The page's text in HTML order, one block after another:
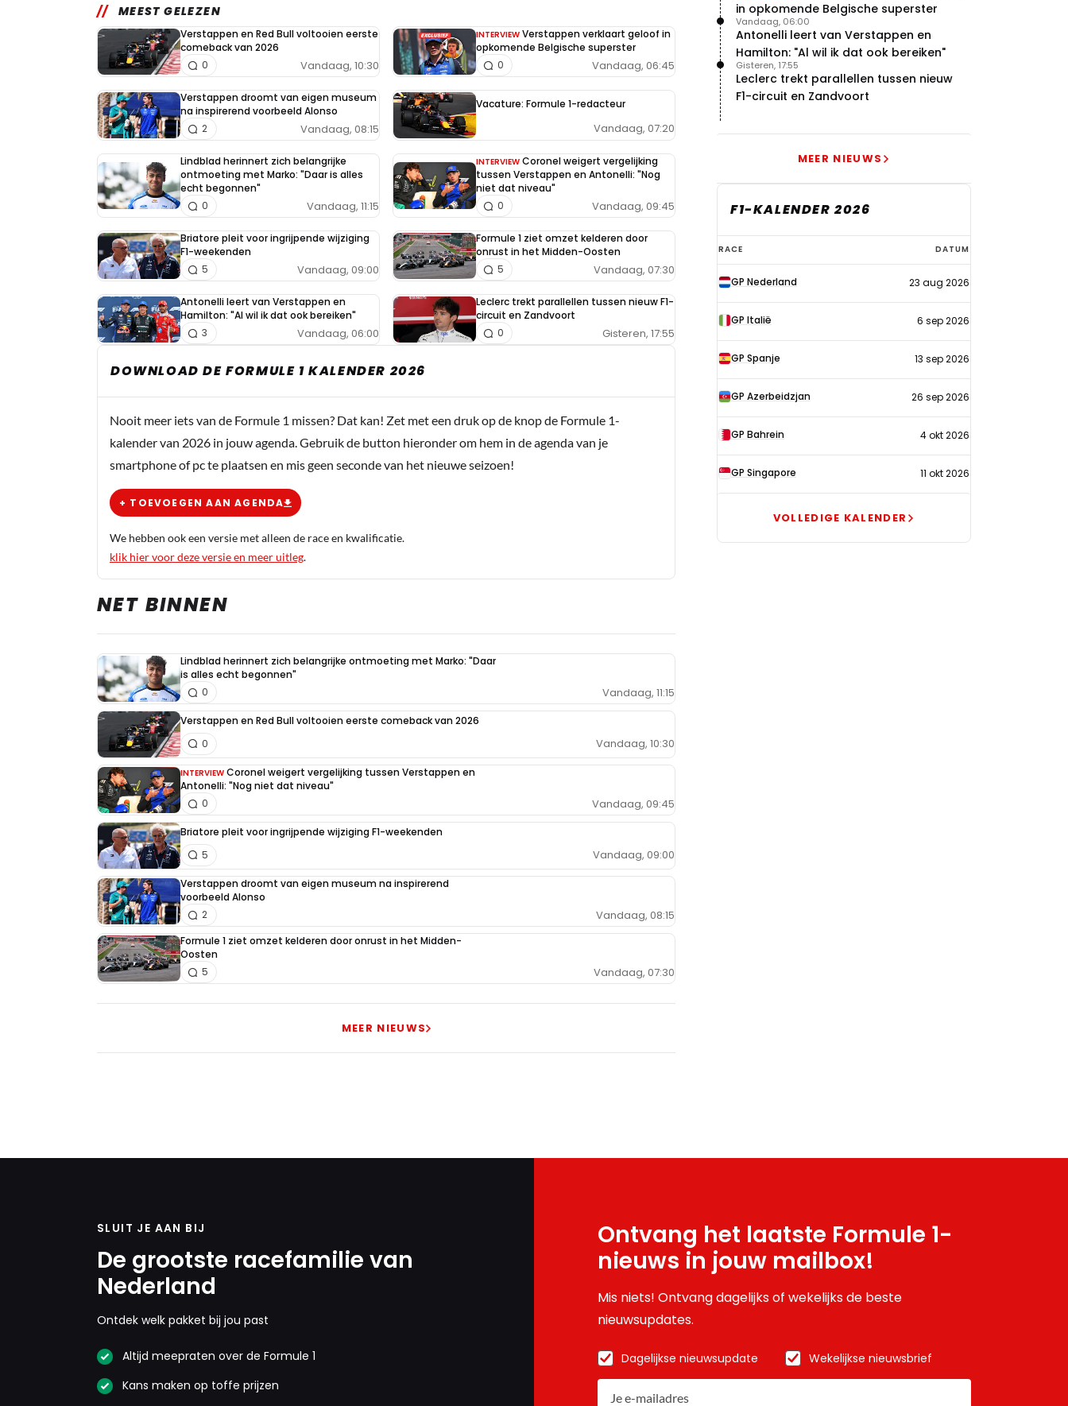
MEEST GELEZEN
Verstappen en Red Bull voltooien eerste
comeback van 2026
Vandaag, 10:30
0
INTERVIEW Verstappen verklaart geloof in
opkomende Belgische superster
Vandaag, 06:45
0
Verstappen droomt van eigen museum
na inspirerend voorbeeld Alonso
Vandaag, 08:15
2
Vacature: Formule 1-redacteur
Vandaag, 07:20
Lindblad herinnert zich belangrijke
ontmoeting met Marko: "Daar is alles
echt begonnen"
Vandaag, 11:15
0
INTERVIEW Coronel weigert vergelijking
tussen Verstappen en Antonelli: "Nog
niet dat niveau"
Vandaag, 09:45
0
Briatore pleit voor ingrijpende wijziging
F1-weekenden
Vandaag, 09:00
5
Formule 1 ziet omzet kelderen door
onrust in het Midden-Oosten
Vandaag, 07:30
5
Antonelli leert van Verstappen en
Hamilton: "Al wil ik dat ook bereiken"
Vandaag, 06:00
3
Leclerc trekt parallellen tussen nieuw F1-
circuit en Zandvoort
Gisteren, 17:55
0
DOWNLOAD DE FORMULE 1 KALENDER 2026
Nooit meer iets van de Formule 1 missen? Dat kan! Zet met een druk op de knop de Formule 1-
kalender van 2026 in jouw agenda. Gebruik de button hieronder om hem in de agenda van je
smartphone of pc te plaatsen en mis geen seconde van het nieuwe seizoen!
+ TOEVOEGEN AAN AGENDA
We hebben ook een versie met alleen de race en kwalificatie.
klik hier voor deze versie en meer uitleg.
NET BINNEN
Lindblad herinnert zich belangrijke ontmoeting met Marko: "Daar
is alles echt begonnen"
Vandaag, 11:15
0
Verstappen en Red Bull voltooien eerste comeback van 2026
Vandaag, 10:30
0
INTERVIEW Coronel weigert vergelijking tussen Verstappen en
Antonelli: "Nog niet dat niveau"
Vandaag, 09:45
0
Briatore pleit voor ingrijpende wijziging F1-weekenden
Vandaag, 09:00
5
Verstappen droomt van eigen museum na inspirerend
voorbeeld Alonso
Vandaag, 08:15
2
Formule 1 ziet omzet kelderen door onrust in het Midden-
Oosten
Vandaag, 07:30
5
MEER NIEUWS
in opkomende Belgische superster
Antonelli leert van Verstappen en
Hamilton: "Al wil ik dat ook bereiken"
Vandaag, 06:00
Leclerc trekt parallellen tussen nieuw
F1-circuit en Zandvoort
Gisteren, 17:55
MEER NIEUWS
F1-KALENDER 2026
F1-
kalender
2026
RACE DATUM
GP Nederland 23 aug 2026
GP Italië 6 sep 2026
GP Spanje 13 sep 2026
GP Azerbeidzjan 26 sep 2026
GP Bahrein 4 okt 2026
GP Singapore 11 okt 2026
VOLLEDIGE KALENDER
SLUIT JE AAN BIJ
De grootste racefamilie van
Nederland
Ontdek welk pakket bij jou past
Altijd meepraten over de Formule 1
Kans maken op toffe prijzen
Ontvang het laatste Formule 1-
nieuws in jouw mailbox!
Mis niets! Ontvang dagelijks of wekelijks de beste
nieuwsupdates.
Dagelijkse nieuwsupdate Wekelijkse nieuwsbrief